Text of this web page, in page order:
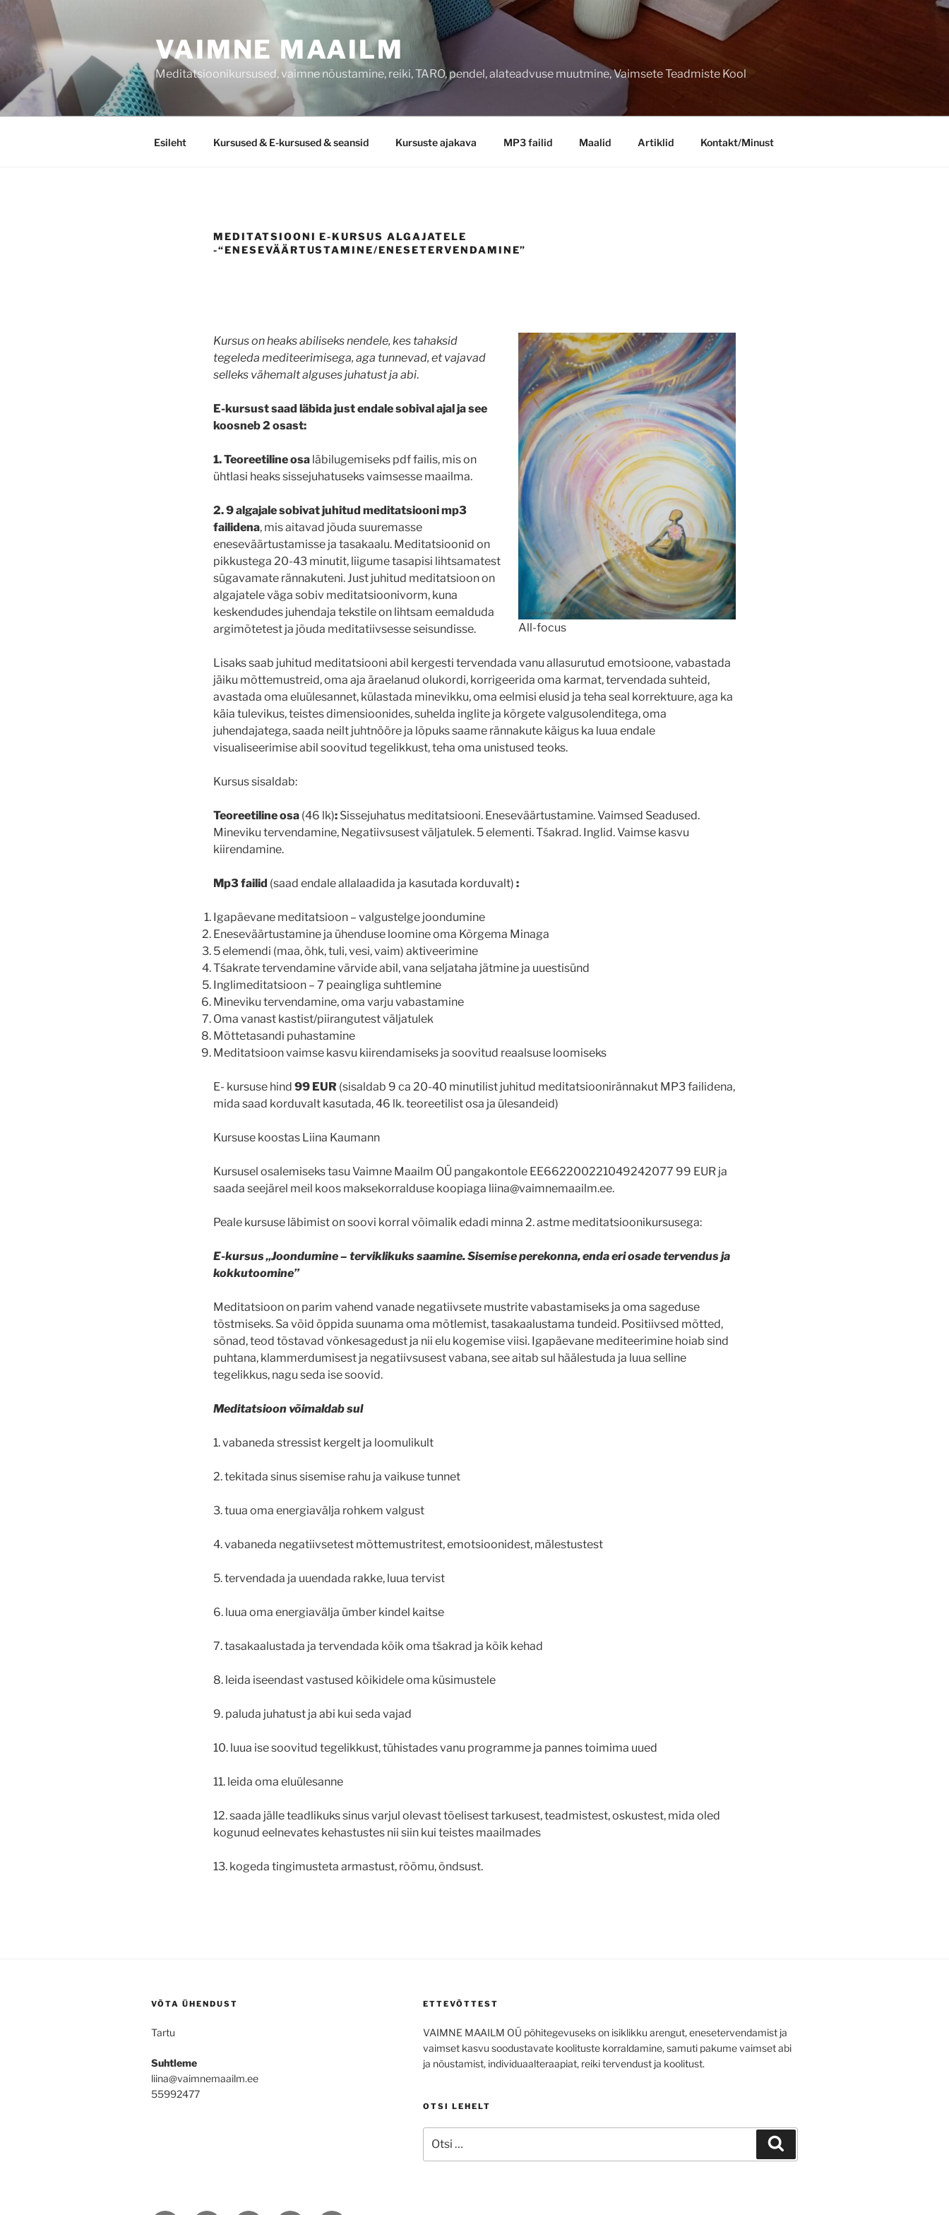
VAIMNE MAAILM
Meditatsioonikursused, vaimne nõustamine, reiki, TARO, pendel, alateadvuse muutmine, Vaimsete Teadmiste Kool
Esileht Kursused & E-kursused & seansid Kursuste ajakava MP3 failid Maalid Artiklid Kontakt/Minust
MEDITATSIOONI E-KURSUS ALGAJATELE
-“ENESEVÄÄRTUSTAMINE/ENESETERVENDAMINE”
All-focus
Kursus on heaks abiliseks nendele, kes tahaksid
tegeleda mediteerimisega, aga tunnevad, et vajavad
selleks vähemalt alguses juhatust ja abi.
E-kursust saad läbida just endale sobival ajal ja see
koosneb 2 osast:
1. Teoreetiline osa läbilugemiseks pdf failis, mis on
ühtlasi heaks sissejuhatuseks vaimsesse maailma.
2. 9 algajale sobivat juhitud meditatsiooni mp3
failidena, mis aitavad jõuda suuremasse
eneseväärtustamisse ja tasakaalu. Meditatsioonid on
pikkustega 20-43 minutit, liigume tasapisi lihtsamatest
sügavamate rännakuteni. Just juhitud meditatsioon on
algajatele väga sobiv meditatsioonivorm, kuna
keskendudes juhendaja tekstile on lihtsam eemalduda
argimõtetest ja jõuda meditatiivsesse seisundisse.
Lisaks saab juhitud meditatsiooni abil kergesti tervendada vanu allasurutud emotsioone, vabastada
jäiku mõttemustreid, oma aja äraelanud olukordi, korrigeerida oma karmat, tervendada suhteid,
avastada oma eluülesannet, külastada minevikku, oma eelmisi elusid ja teha seal korrektuure, aga ka
käia tulevikus, teistes dimensioonides, suhelda inglite ja kõrgete valgusolenditega, oma
juhendajatega, saada neilt juhtnööre ja lõpuks saame rännakute käigus ka luua endale
visualiseerimise abil soovitud tegelikkust, teha oma unistused teoks.
Kursus sisaldab:
Teoreetiline osa (46 lk): Sissejuhatus meditatsiooni. Eneseväärtustamine. Vaimsed Seadused.
Mineviku tervendamine, Negatiivsusest väljatulek. 5 elementi. Tśakrad. Inglid. Vaimse kasvu
kiirendamine.
Mp3 failid (saad endale allalaadida ja kasutada korduvalt) :
Igapäevane meditatsioon – valgustelge joondumine
Eneseväärtustamine ja ühenduse loomine oma Kõrgema Minaga
5 elemendi (maa, õhk, tuli, vesi, vaim) aktiveerimine
Tśakrate tervendamine värvide abil, vana seljataha jätmine ja uuestisünd
Inglimeditatsioon – 7 peaingliga suhtlemine
Mineviku tervendamine, oma varju vabastamine
Oma vanast kastist/piirangutest väljatulek
Mõttetasandi puhastamine
Meditatsioon vaimse kasvu kiirendamiseks ja soovitud reaalsuse loomiseks
E- kursuse hind 99 EUR (sisaldab 9 ca 20-40 minutilist juhitud meditatsioonirännakut MP3 failidena,
mida saad korduvalt kasutada, 46 lk. teoreetilist osa ja ülesandeid)
Kursuse koostas Liina Kaumann
Kursusel osalemiseks tasu Vaimne Maailm OÜ pangakontole EE662200221049242077 99 EUR ja
saada seejärel meil koos maksekorralduse koopiaga liina@vaimnemaailm.ee.
Peale kursuse läbimist on soovi korral võimalik edadi minna 2. astme meditatsioonikursusega:
E-kursus „Joondumine – terviklikuks saamine. Sisemise perekonna, enda eri osade tervendus ja
kokkutoomine”
Meditatsioon on parim vahend vanade negatiivsete mustrite vabastamiseks ja oma sageduse
tõstmiseks. Sa võid õppida suunama oma mõtlemist, tasakaalustama tundeid. Positiivsed mõtted,
sõnad, teod tõstavad võnkesagedust ja nii elu kogemise viisi. Igapäevane mediteerimine hoiab sind
puhtana, klammerdumisest ja negatiivsusest vabana, see aitab sul häälestuda ja luua selline
tegelikkus, nagu seda ise soovid.
Meditatsioon võimaldab sul
1. vabaneda stressist kergelt ja loomulikult
2. tekitada sinus sisemise rahu ja vaikuse tunnet
3. tuua oma energiavälja rohkem valgust
4. vabaneda negatiivsetest mõttemustritest, emotsioonidest, mälestustest
5. tervendada ja uuendada rakke, luua tervist
6. luua oma energiavälja ümber kindel kaitse
7. tasakaalustada ja tervendada kõik oma tšakrad ja kõik kehad
8. leida iseendast vastused kõikidele oma küsimustele
9. paluda juhatust ja abi kui seda vajad
10. luua ise soovitud tegelikkust, tühistades vanu programme ja pannes toimima uued
11. leida oma eluülesanne
12. saada jälle teadlikuks sinus varjul olevast tõelisest tarkusest, teadmistest, oskustest, mida oled
kogunud eelnevates kehastustes nii siin kui teistes maailmades
13. kogeda tingimusteta armastust, rõõmu, õndsust.
VÕTA ÜHENDUST
Tartu
Suhtleme
liina@vaimnemaailm.ee
55992477
ETTEVÕTTEST
VAIMNE MAAILM OÜ põhitegevuseks on isiklikku arengut, enesetervendamist ja
vaimset kasvu soodustavate koolituste korraldamine, samuti pakume vaimset abi
ja nõustamist, individuaalteraapiat, reiki tervendust ja koolitust.
OTSI LEHELT